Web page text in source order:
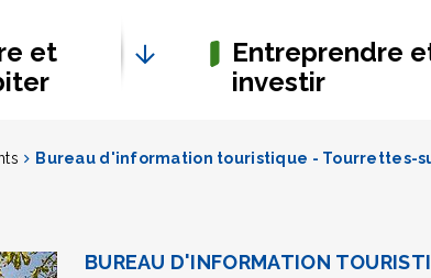
et
Entreprendre
investir
Bureau d'information touristique - Tourrettes-
BUREAU D'INFORMATION